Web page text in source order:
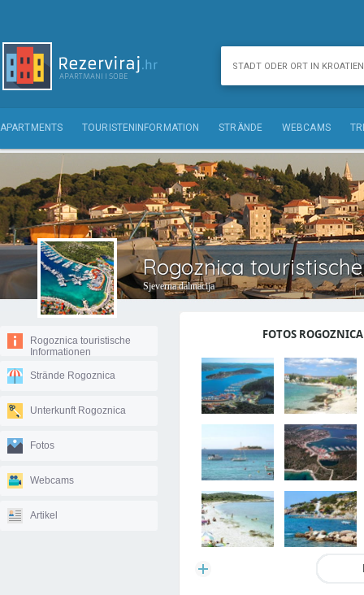
APARTMENTS TOURISTENINFORMATION STRÄNDE WEBCAMS
Rogoznica
Sjeverna dalmacija
Rogoznica touristische
Informationen
Strände Rogoznica
Unterkunft Rogoznica
Fotos
Webcams
Artikel
FOTOS